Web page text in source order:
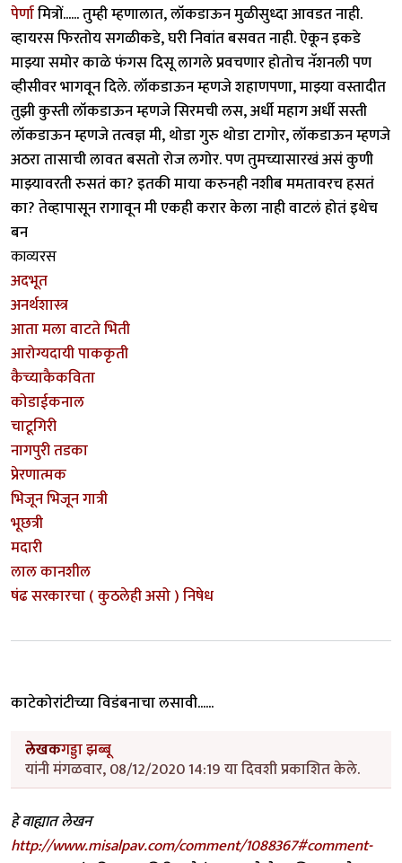
पेर्णामित्रों...... तुम्ही म्हणालात, लॉकडाऊन मुळीसुध्दा आवडत नाही.
व्हायरस फिरतोय सगळीकडे, घरी निवांत बसवत नाही. ऐकून इकडे
माझ्या समोर काळे फंगस दिसू लागले प्रवचणार होतोच नॅशनली पण
व्हीसीवर भागवून दिले. लॉकडाऊन म्हणजे शहाणपणा, माझ्या वस्तादीत
तुझी कुस्ती लॉकडाऊन म्हणजे सिरमची लस, अर्धी महाग अर्धी सस्ती
लॉकडाऊन म्हणजे तत्वज्ञ मी, थोडा गुरु थोडा टागोर, लॉकडाऊन म्हणजे
अठरा तासाची लावत बसतो रोज लगोर. पण तुमच्यासारखं असं कुणी
माझ्यावरती रुसतं का? इतकी माया करुनही नशीब ममतावरच हसतं
का? तेव्हापासून रागावून मी एकही करार केला नाही वाटलं होतं इथेच
बन
काव्यरस
अदभूत
अनर्थशास्त्र
आता मला वाटते भिती
आरोग्यदायी पाककृती
कैच्याकैकविता
कोडाईकनाल
चाटूगिरी
नागपुरी तडका
प्रेरणात्मक
भिजून भिजून गात्री
भूछत्री
मदारी
लाल कानशील
षंढ सरकारचा ( कुठलेही असो ) निषेध
काटेकोरांटीच्या विडंबनाचा लसावी......
लेखकगड्डा झब्बू
यांनी मंगळवार, 08/12/2020 14:19 या दिवशी प्रकाशित केले.
हे वाह्यात लेखन
http://www.misalpav.com/comment/1088367#comment-